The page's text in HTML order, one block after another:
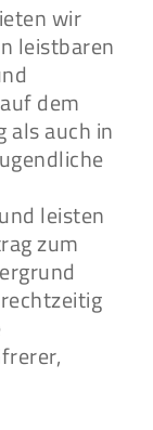
wir
leistbaren
dem
als auch in
leisten
zum